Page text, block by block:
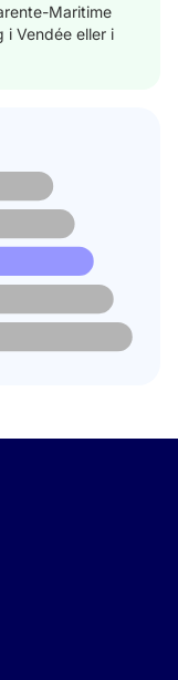
Maritime
i Vendée eller i